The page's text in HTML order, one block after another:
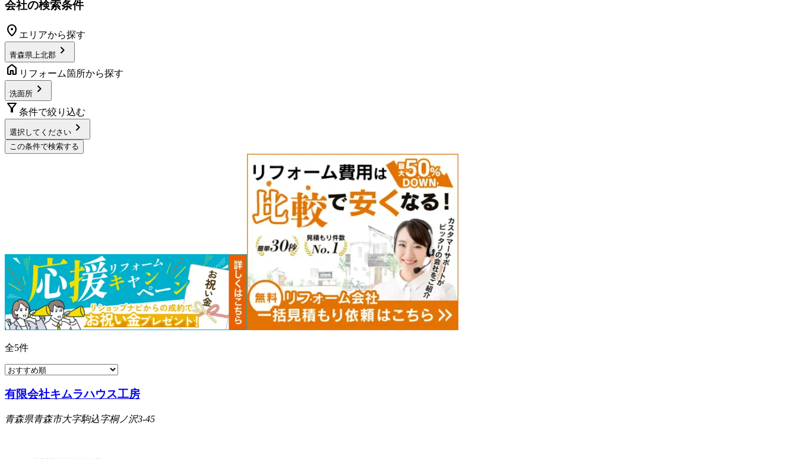
会社の検索条件
location_on エリアから探す
青森県上北郡 chevron_right
home リフォーム箇所から探す
洗面所 chevron_right
filter_alt 条件で絞り込む
選択してください chevron_right
この条件で検索する
全5件
有限会社キムラハウス工房
青森県青森市大字駒込字桐ノ沢3-45